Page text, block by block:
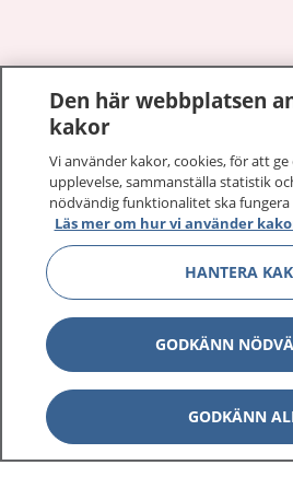
1177 på flera språk
Om 1177
Kontakt
Behandling av personuppgifter
Hantering av kakor
Inställningar för kakor
Den här webbplatsen
kakor
Vi använder kakor, cookies, för att
upplevelse, sammanställa statistik
nödvändig funktionalitet ska
Läs mer om hur vi använder
HANTERA
GODKÄNN
GODKÄNN